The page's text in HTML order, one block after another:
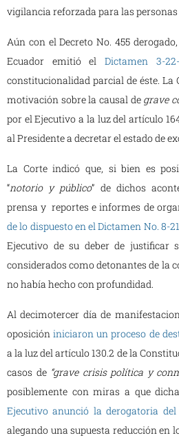
vigilancia reforzada para las
Aún con el Decreto No. 455
Ecuador emitió el
Dictamen 3-
constitucionalidad parcial de éste.
motivación sobre la causal de grave
por el Ejecutivo a la luz del artículo
al Presidente a decretar el estado de
La Corte indicó que, si bien es
“notorio y público” de dichos
prensa y reportes e informes de
de lo dispuesto en elDictamen No. 8-
Ejecutivo de su deber de justificar
considerados como detonantes de la
no había hecho con profundidad.
Al decimotercer día de
oposición iniciaron un proceso de
a la luz del artículo 130.2 de la
casos de “grave crisis política y
posiblemente con miras a que
Ejecutivo anunció la derogatoria del
alegando una supuesta reducción en